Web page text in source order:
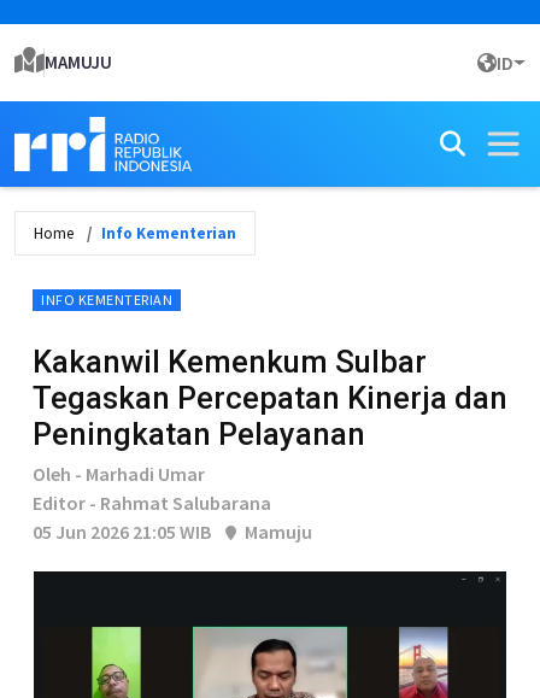
MAMUJU ID
Home Info Kementerian
INFO KEMENTERIAN
Kakanwil Kemenkum Sulbar
Tegaskan Percepatan Kinerja dan
Peningkatan Pelayanan
Oleh - Marhadi Umar
Editor - Rahmat Salubarana
05 Jun 2026 21:05 WIB
Mamuju